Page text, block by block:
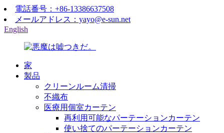
電話番号：+86-13386637508
メールアドレス：yayo@e-sun.net
English
家
製品
クリーンルーム清掃
不織布
医療用個室カーテン
再利用可能なパーテーションカーテン
使い捨てのパーテーションカーテン